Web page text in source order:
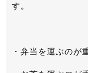
す。
・弁当を運ぶのが